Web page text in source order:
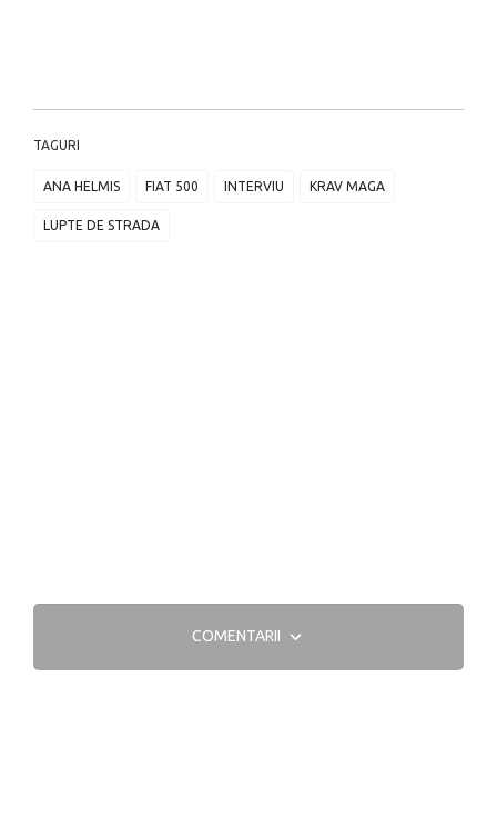
TAGURI
ANA HELMIS FIAT 500 INTERVIU KRAV MAGA
LUPTE DE STRADA
COMENTARII